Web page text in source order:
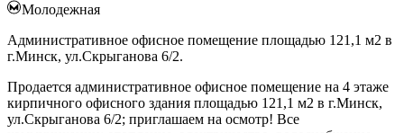
Молодежная
Административное офисное помещение площадью 121,1 м2 в
г.Минск, ул.Скрыганова 6/2.
Продается административное офисное помещение на 4 этаже
кирпичного офисного здания площадью 121,1 м2 в г.Минск,
ул.Скрыганова 6/2; приглашаем на осмотр! Все